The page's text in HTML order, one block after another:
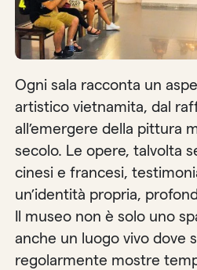
Ogni sala racconta un
artistico vietnamita, dal
all’emergere della pittura
secolo. Le opere, talvolta
cinesi e francesi,
un’identità propria,
Il museo non è solo uno
anche un luogo vivo dove
regolarmente mostre